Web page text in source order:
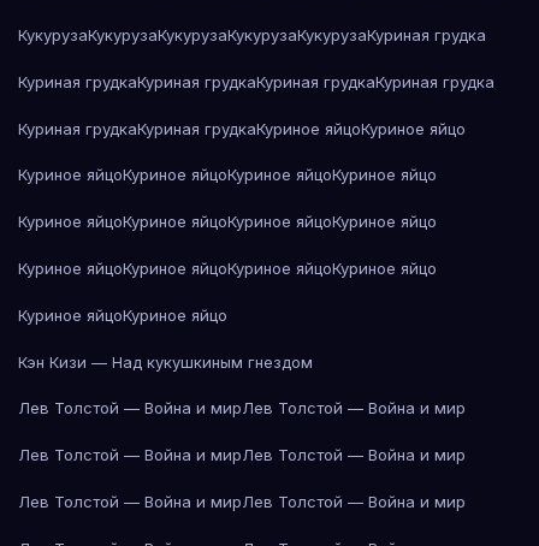
КукурузаКукурузаКукурузаКукурузаКукурузаКуриная грудка
Куриная грудкаКуриная грудкаКуриная грудкаКуриная грудка
Куриная грудкаКуриная грудкаКуриное яйцоКуриное яйцо
Куриное яйцоКуриное яйцоКуриное яйцоКуриное яйцо
Куриное яйцоКуриное яйцоКуриное яйцоКуриное яйцо
Куриное яйцоКуриное яйцоКуриное яйцоКуриное яйцо
Куриное яйцоКуриное яйцо
Кэн Кизи — Над кукушкиным гнездом
Лев Толстой — Война и мирЛев Толстой — Война и мир
Лев Толстой — Война и мирЛев Толстой — Война и мир
Лев Толстой — Война и мирЛев Толстой — Война и мир